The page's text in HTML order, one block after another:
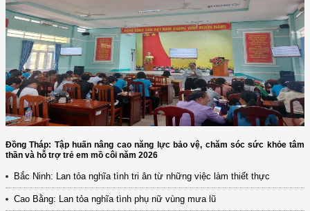
Đồng Tháp: Tập huấn nâng cao năng lực bảo vệ, chăm sóc sức khỏe tâm
thần và hỗ trợ trẻ em mồ côi năm 2026
Bắc Ninh: Lan tỏa nghĩa tình tri ân từ những việc làm thiết thực
Cao Bằng: Lan tỏa nghĩa tình phụ nữ vùng mưa lũ